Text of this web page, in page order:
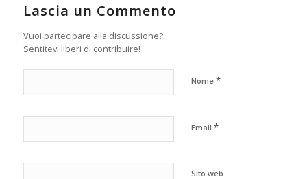
Lascia un Commento
Vuoi partecipare alla discussione?
Sentitevi liberi di contribuire!
Nome *
Email *
Sito web